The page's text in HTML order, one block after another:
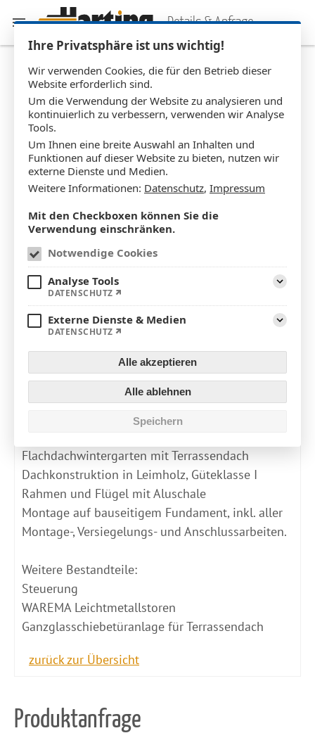
Details & Anfrage
Flachdachwintergarten WG_
0450
Bildbetrachter öffnen
Material
Holz
Flachdachwintergarten mit Terrassendach
Dachkonstruktion in Leimholz, Güteklasse I
Rahmen und Flügel mit Aluschale
Montage auf bauseitigem Fundament, inkl. aller
Montage-, Versiegelungs- und Anschlussarbeiten.
Weitere Bestandteile:
Steuerung
WAREMA Leichtmetallstoren
Ganzglasschiebetüranlage für Terrassendach
zurück zur Übersicht
Produktanfrage
Ihre Privatsphäre ist uns wichtig!
Wir verwenden Cookies, die für den Betrieb dieser
Website erforderlich sind.
Um die Verwendung der Website zu analysieren und
kontinuierlich zu verbessern, verwenden wir Analyse
Tools.
Um Ihnen eine breite Auswahl an Inhalten und
Funktionen auf dieser Website zu bieten, nutzen wir
externe Dienste und Medien.
Weitere Informationen: Datenschutz, Impressum
Mit den Checkboxen können Sie die
Verwendung einschränken.
Notwendige Cookies
Analyse Tools
DATENSCHUTZ
Externe Dienste & Medien
DATENSCHUTZ
Alle akzeptieren
Alle ablehnen
Speichern